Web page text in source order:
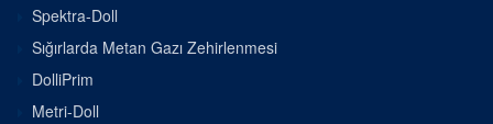
Spektra-Doll
Sığırlarda Metan Gazı Zehirlenmesi
DolliPrim
Metri-Doll